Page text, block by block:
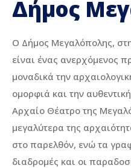
Δήμος
Ο Δήμος Μεγαλόπολης,
είναι ένας ανερχόμενος
μοναδικά την
ομορφιά και την
Αρχαίο Θέατρο της
μεγαλύτερα της
στο παρελθόν, ενώ τα
διαδρομές και οι